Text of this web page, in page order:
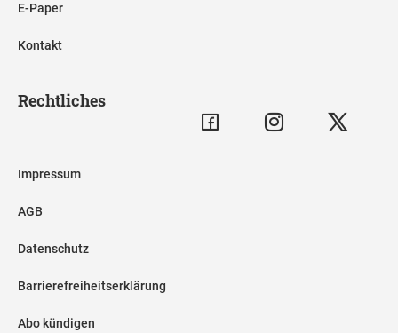
E-Paper
Kontakt
Rechtliches
Impressum
AGB
Datenschutz
Barrierefreiheitserklärung
Abo kündigen